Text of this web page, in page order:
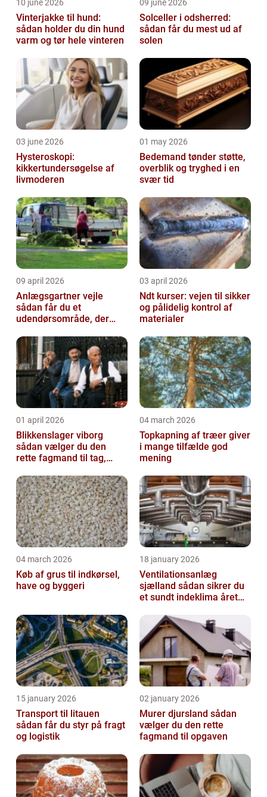
10 june 2026
Vinterjakke til hund:
sådan holder du din hund
varm og tør hele vinteren
09 june 2026
Solceller i odsherred:
sådan får du mest ud af
solen
03 june 2026
Hysteroskopi:
kikkertundersøgelse af
livmoderen
01 may 2026
Bedemand tønder støtte,
overblik og tryghed i en
svær tid
09 april 2026
Anlægsgartner vejle
sådan får du et
udendørsområde, der
03 april 2026
Ndt kurser: vejen til sikker
og pålidelig kontrol af
materialer
01 april 2026
Blikkenslager viborg
sådan vælger du den
rette fagmand til tag,
04 march 2026
Topkapning af træer giver
i mange tilfælde god
mening
04 march 2026
Køb af grus til indkørsel,
have og byggeri
18 january 2026
Ventilationsanlæg
sjælland sådan sikrer du
et sundt indeklima året
15 january 2026
Transport til litauen
sådan får du styr på fragt
og logistik
02 january 2026
Murer djursland sådan
vælger du den rette
fagmand til opgaven